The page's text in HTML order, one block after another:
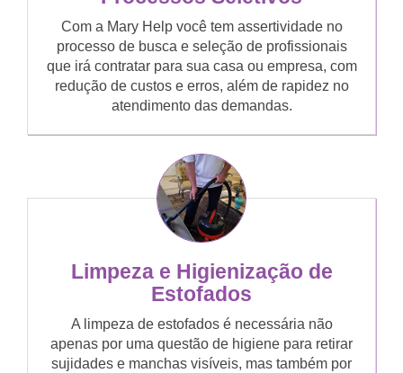
Com a Mary Help você tem assertividade no
processo de busca e seleção de profissionais
que irá contratar para sua casa ou empresa, com
redução de custos e erros, além de rapidez no
atendimento das demandas.
Limpeza e Higienização de
Estofados
A limpeza de estofados é necessária não
apenas por uma questão de higiene para retirar
sujidades e manchas visíveis, mas também por